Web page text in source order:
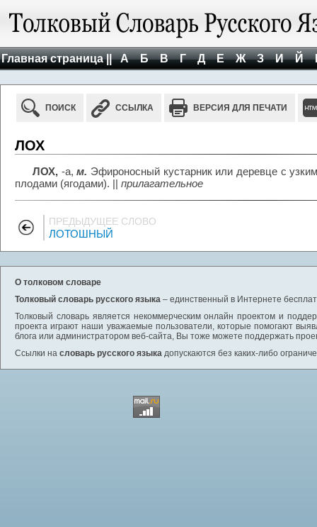
Главная страница || А Б В Г Д Е Ж З И Й
ПОИСК ССЫЛКА ВЕРСИЯ ДЛЯ ПЕЧАТИ
ЛОХ
ЛОХ, -а, м. Эфироносный кустарник или деревце с
плодами (ягодами). || прилагательное
ПРЕДЫДУЩЕЕ СЛОВО
ЛОТОШНЫЙ
О толковом словаре
Толковый словарь русского языка – единственный в Интернете
Толковый словарь является некоммерческим онлайн проектом и
проекта играют наши уважаемые пользователи, которые помогают
блога или администратором веб-сайта, Вы тоже можете поддержать
Ссылки на словарь русского языка допускаются без каких-либо